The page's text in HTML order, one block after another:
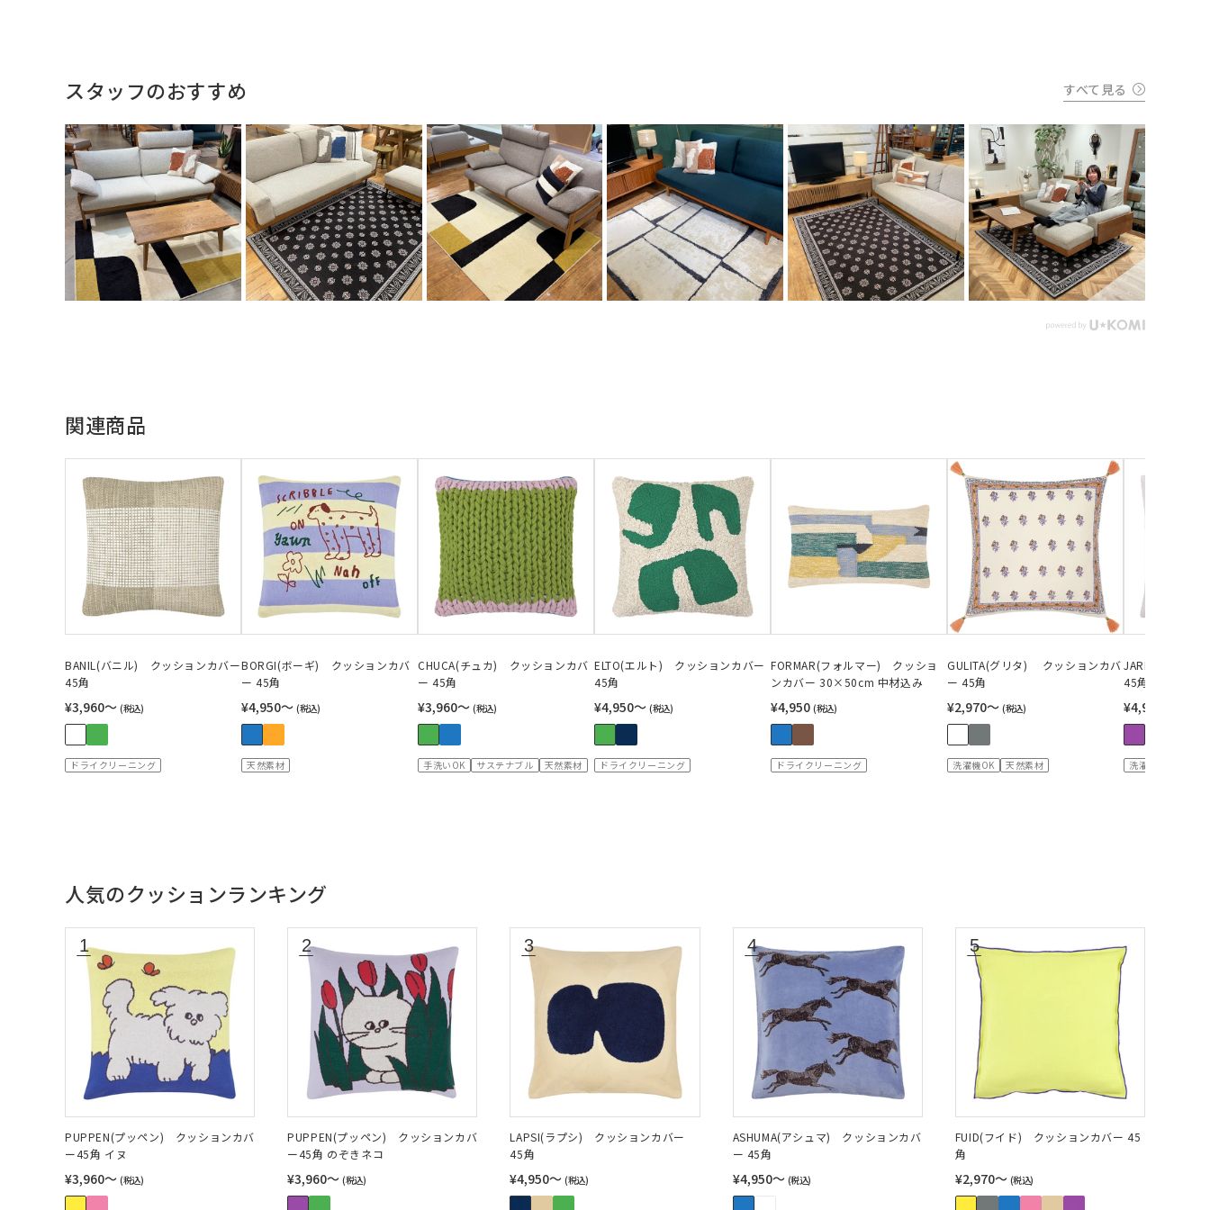
スタッフのおすすめ すべて見る
関連商品
BANIL(バニル) クッションカバー
45角
¥3,960〜 (税込)
ドライクリーニング
BORGI(ボーギ) クッションカバ
ー 45角
¥4,950〜 (税込)
天然素材
CHUCA(チュカ) クッションカバ
ー 45角
¥3,960〜 (税込)
手洗いOK サステナブル 天然素材
ELTO(エルト) クッションカバー
45角
¥4,950〜 (税込)
ドライクリーニング
FORMAR(フォルマー) クッショ
ンカバー 30×50cm 中材込み
¥4,950 (税込)
ドライクリーニング
GULITA(グリタ) クッションカバ
ー 45角
¥2,970〜 (税込)
洗濯機OK 天然素材
JARE(ジャレ)
45角
¥4,950〜
洗濯機OK
人気のクッションランキング
PUPPEN(プッペン) クッションカバ
ー45角 イヌ
¥3,960〜 (税込)
PUPPEN(プッペン) クッションカバ
ー45角 のぞきネコ
¥3,960〜(税込)
LAPSI(ラプシ) クッションカバー
45角
¥4,950〜(税込)
ASHUMA(アシュマ) クッションカバ
ー 45角
¥4,950〜 (税込)
FUID(フイド) クッションカバー 45
角
¥2,970〜 (税込)